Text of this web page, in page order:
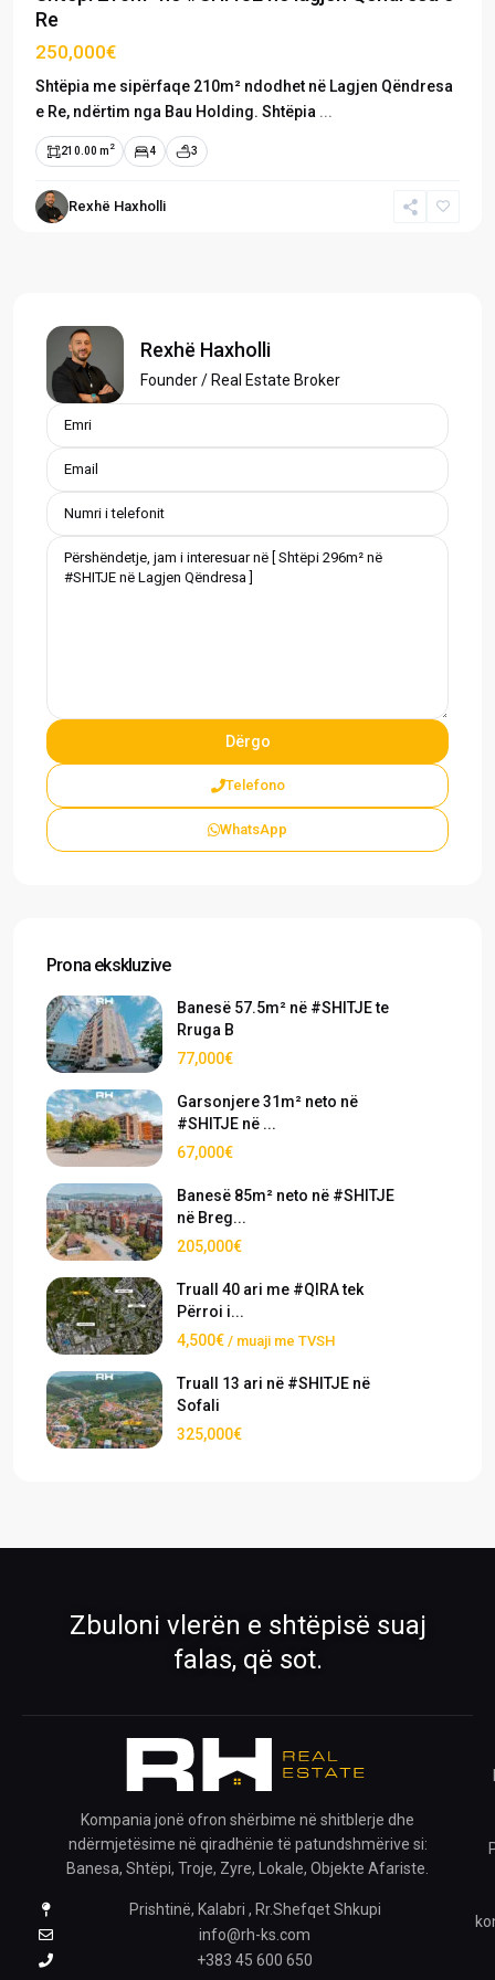
Re
250,000€
Shtëpia me sipërfaqe 210m² ndodhet në Lagjen Qëndresa
e Re, ndërtim nga Bau Holding. Shtëpia ...
210.00 m 2 4 3
Rexhë Haxholli
Rexhë Haxholli
Founder / Real Estate Broker
Telefono
WhatsApp
Prona ekskluzive
Banesë 57.5m² në #SHITJE te
Rruga B
77,000€
Garsonjere 31m² neto në
#SHITJE në ...
67,000€
Banesë 85m² neto në #SHITJE
në Breg...
205,000€
Truall 40 ari me #QIRA tek
Përroi i...
4,500€ / muaji me TVSH
Truall 13 ari në #SHITJE në
Sofali
325,000€
Zbuloni vlerën e shtëpisë suaj
falas, që sot.
Kompania jonë ofron shërbime në shitblerje dhe
ndërmjetësime në qiradhënie të patundshmërive si:
Banesa, Shtëpi, Troje, Zyre, Lokale, Objekte Afariste.
Prishtinë, Kalabri , Rr.Shefqet Shkupi
info@rh-ks.com
+383 45 600 650
Mëso më shumë për ekipin tonë
Kontakti
Na kontaktoni për çdo pyetje
Krijo kërkesë
Pronat e ruajtura
Shiko pronat që i ke ruajtur
›